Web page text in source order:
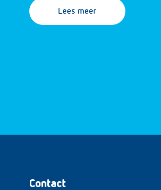
Lees meer
Contact